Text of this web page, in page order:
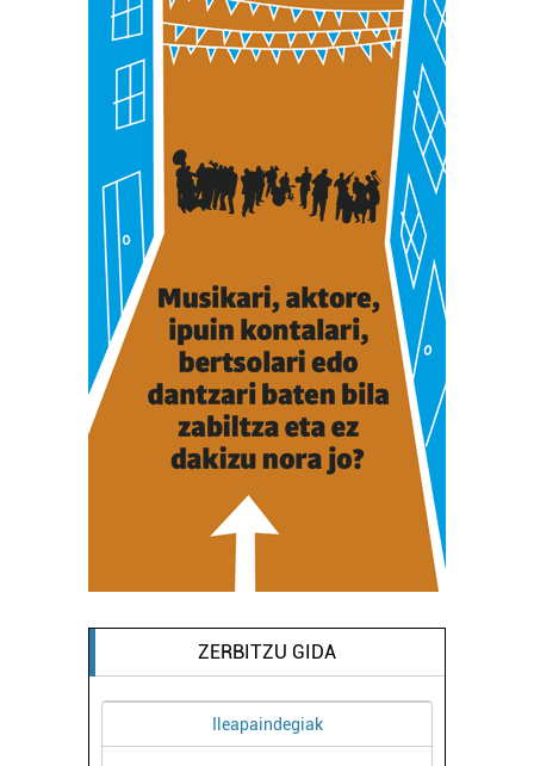
ZERBITZU GIDA
Ileapaindegiak